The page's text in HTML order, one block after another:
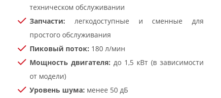
техническом обслуживании
Запчасти: легкодоступные и сменные для
простого обслуживания
Пиковый поток: 180 л/мин
Мощность двигателя: до 1,5 кВт (в зависимости
от модели)
Уровень шума: менее 50 дБ